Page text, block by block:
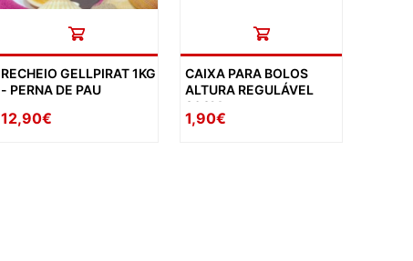
RECHEIO GELLPIRAT 1KG
- PERNA DE PAU
12,90€
CAIXA PARA BOLOS
ALTURA REGULÁVEL
30CM
1,90€